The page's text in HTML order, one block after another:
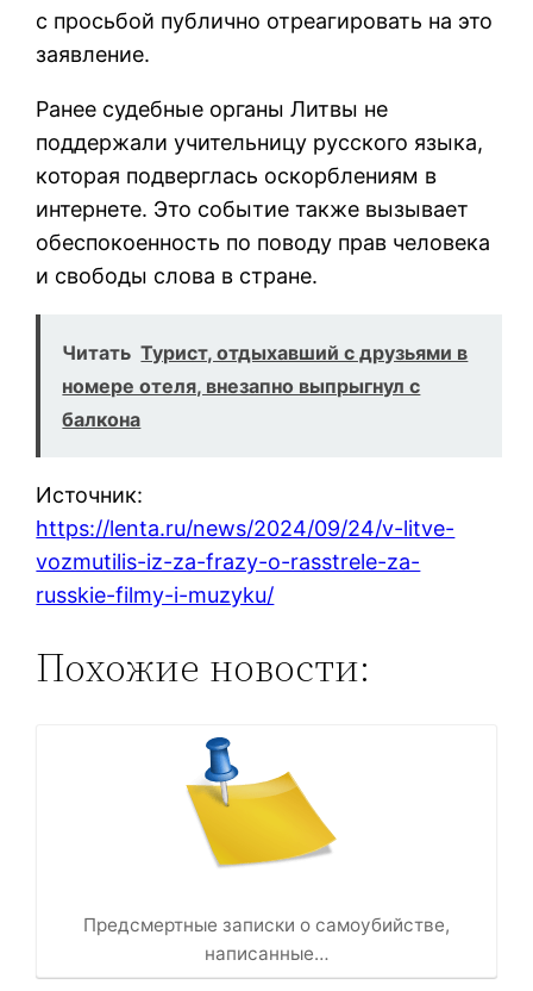
с просьбой публично отреагировать на это
заявление.
Ранее судебные органы Литвы не
поддержали учительницу русского языка,
которая подверглась оскорблениям в
интернете. Это событие также вызывает
обеспокоенность по поводу прав человека
и свободы слова в стране.
Читать Турист, отдыхавший с друзьями в
номере отеля, внезапно выпрыгнул с
балкона
Источник:
https://lenta.ru/news/2024/09/24/v-litve-
vozmutilis-iz-za-frazy-o-rasstrele-za-
russkie-filmy-i-muzyku/
Похожие новости:
Предсмертные записки о самоубийстве,
написанные…